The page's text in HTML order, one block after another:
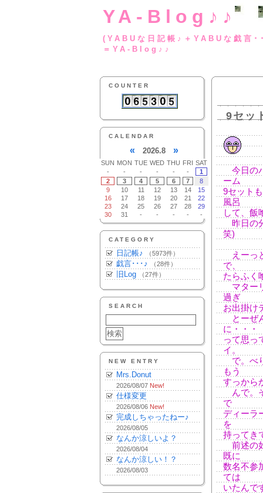
YA-Blog♪♪
(YABUな日記帳♪
＝YA-Blog♪♪
COUNTER
CALENDAR
« 2026.8 »
SUN MON TUE WED THU FRI SAT
-
- - - - -
1
2
3 4 5 6 7
8
9
10 11 12 13 14
15
16
17 18 19 20 21
22
23
24 25 26 27 28
29
30
31 - - - - -
CATEGORY
日記帳♪ （5973件）
戯言･･･♪ （28件）
旧Log （27件）
SEARCH
NEW ENTRY
Mrs.Donut
2026/08/07 New!
仕様変更
2026/08/06 New!
完成しちゃったねー♪
2026/08/05
なんか涼しいよ？
2026/08/04
なんか涼しい！？
2026/08/03
9セッ
今日の
ーム
9セット
風呂
して、飯
昨日の
笑)
えーっ
で、
たらふく
マター
過ぎ
お出掛け
とーぜ
に・・・
って思っ
イ。
で。べ
もう
すっから
んで。
で
ディーラ
を
持ってき
前述の
既に
数名不参
ては
いたんで